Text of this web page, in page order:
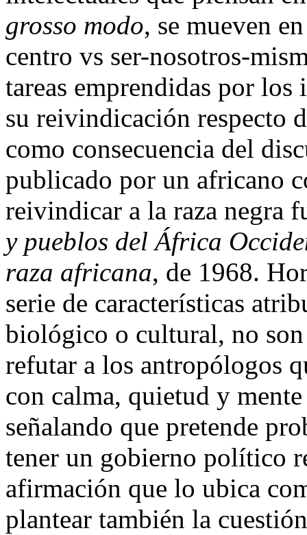
grosso modo, se mueven
centro vs ser-nosotros-
tareas emprendidas por
su reivindicación respecto
como consecuencia del
publicado por un africano
reivindicar a la raza negra
y pueblos del África
raza africana, de 1968.
serie de características
biológico o cultural, no son
refutar a los antropólogos
con calma, quietud y
señalando que pretende
tener un gobierno político
afirmación que lo ubica
plantear también la